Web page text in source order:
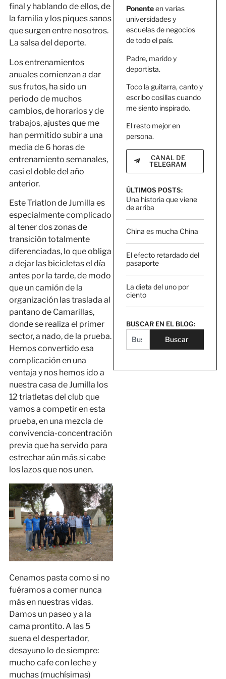
final y hablando de ellos, de
la familia y los piques sanos
que surgen entre nosotros.
La salsa del deporte.
Los entrenamientos
anuales comienzan a dar
sus frutos, ha sido un
periodo de muchos
cambios, de horarios y de
trabajos, ajustes que me
han permitido subir a una
media de 6 horas de
entrenamiento semanales,
casi el doble del año
anterior.
Este Triatlon de Jumilla es
especialmente complicado
al tener dos zonas de
transición totalmente
diferenciadas, lo que obliga
a dejar las bicicletas el día
antes por la tarde, de modo
que un camión de la
organización las traslada al
pantano de Camarillas,
donde se realiza el primer
sector, a nado, de la prueba.
Hemos convertido esa
complicación en una
ventaja y nos hemos ido a
nuestra casa de Jumilla los
12 triatletas del club que
vamos a competir en esta
prueba, en una mezcla de
convivencia-concentración
previa que ha servido para
estrechar aún más si cabe
los lazos que nos unen.
Cenamos pasta como si no
fuéramos a comer nunca
más en nuestras vidas.
Damos un paseo y a la
cama prontito. A las 5
suena el despertador,
desayuno lo de siempre:
mucho cafe con leche y
muchas (muchísimas)
Ponenteen varias
universidades y
escuelas de negocios
de todo el país.
Padre, marido y
deportista.
Toco la guitarra, canto y
escribo cosillas cuando
me siento inspirado.
El resto mejor en
persona.
CANAL DE
TELEGRAM
ÚLTIMOS POSTS:
Una historia que viene
de arriba
China es mucha China
El efecto retardado del
pasaporte
La dieta del uno por
ciento
BUSCAR EN EL BLOG:
Buscar